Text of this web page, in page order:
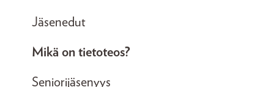
Jäsenedut
Mikä on tietoteos?
Seniorijäsenyys